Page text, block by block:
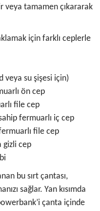
veya tamamen çıkararak
için farklı ceplerle
veya su şişesi için)
ön cep
file cep
fermuarlı iç cep
file cep
gizli cep
bu sırt çantası,
sağlar. Yan kısımda
çanta içinde